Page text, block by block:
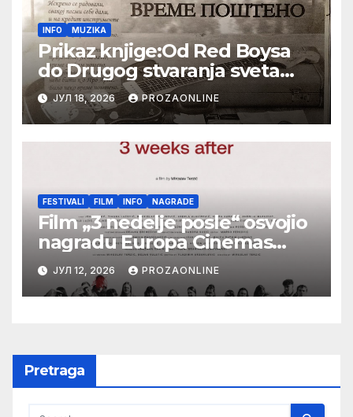
INFO MUZIKA
Prikaz knjige:Od Red Boysa
do Drugog stvaranja sveta
(bilo neko vreme pošteno)
(autor- Zlatomira Sremca,
Botoš 2022. godine, samizdat)
ЈУЛ 18, 2026 PROZAONLINE
FESTIVALI FILM INFO NAGRADE
Film „3 nedelje posle“ osvojio
nagradu Europa Cinemas
Label na Filmskom festivalu u
Karlovim Varima
ЈУЛ 12, 2026 PROZAONLINE
Pretraga